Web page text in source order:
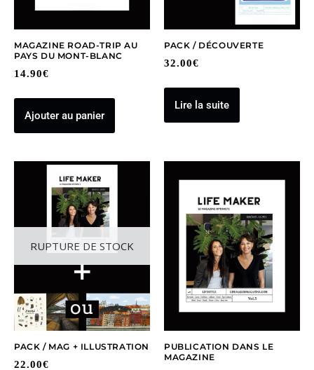
MAGAZINE ROAD-TRIP AU
PAYS DU MONT-BLANC
14.90€
Ajouter au panier
PACK / DÉCOUVERTE
32.00€
Lire la suite
RUPTURE DE STOCK
PACK / MAG + ILLUSTRATION
22.00€
PUBLICATION DANS LE
MAGAZINE